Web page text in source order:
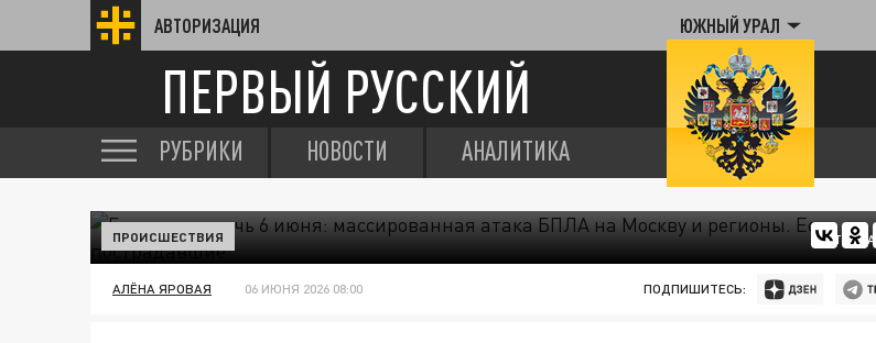
АВТОРИЗАЦИЯ ЮЖНЫЙ УРАЛ
ПЕРВЫЙ РУССКИЙ
РУБРИКИ НОВОСТИ АНАЛИТИКА
ФОТО:
ПРОИСШЕСТВИЯ
АЛЁНА ЯРОВАЯ 06 ИЮНЯ 2026 08:00 ПОДПИШИТЕСЬ: